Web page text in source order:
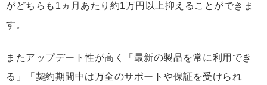
がどちらも1ヵ月あたり約1万円以上抑えることができま
す。
またアップデート性が高く「最新の製品を常に利用でき
る」「契約期間中は万全のサポートや保証を受けられ